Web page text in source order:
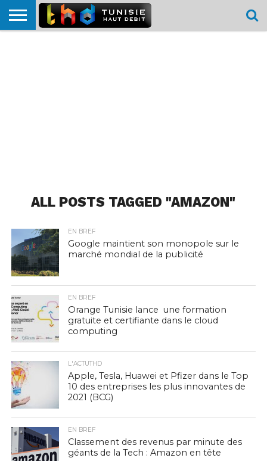
ALL POSTS TAGGED "AMAZON"
EN BREF
Google maintient son monopole sur le
marché mondial de la publicité
EN BREF
Orange Tunisie lance une formation
gratuite et certifiante dans le cloud
computing
L'ACTUTHD
Apple, Tesla, Huawei et Pfizer dans le Top
10 des entreprises les plus innovantes de
2021 (BCG)
EN BREF
Classement des revenus par minute des
géants de la Tech : Amazon en tête